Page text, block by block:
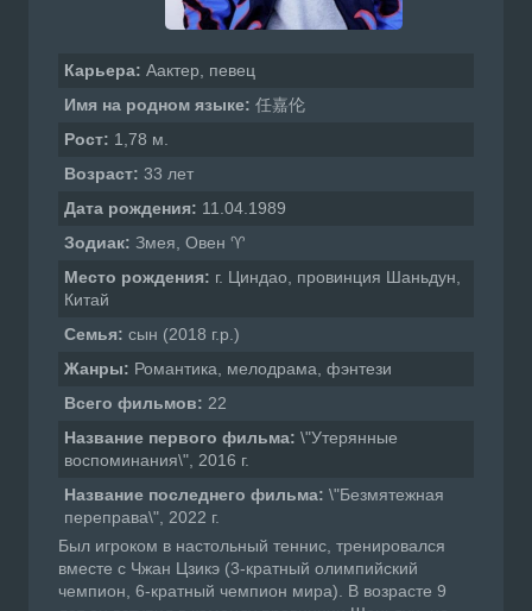
Карьера: Аактер, певец
Имя на родном языке: 任嘉伦
Рост: 1,78 м.
Возраст: 33 лет
Дата рождения: 11.04.1989
Зодиак: Змея, Овен ♈
Место рождения: г. Циндао, провинция Шаньдун,
Китай
Семья: сын (2018 г.р.)
Жанры: Романтика, мелодрама, фэнтези
Всего фильмов: 22
Название первого фильма: \"Утерянные
воспоминания\", 2016 г.
Название последнего фильма: \"Безмятежная
переправа\", 2022 г.
Был игроком в настольный теннис, тренировался
вместе с Чжан Цзикэ (3-кратный олимпийский
чемпион, 6-кратный чемпион мира). В возрасте 9